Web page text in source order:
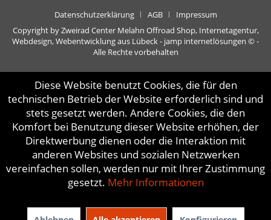
Datenschutzerklärung
AGB
Impressum
Copyright by Zweirad Center Melahn Offroad Shop, Internetagentur,
Webdesign, Webentwicklung aus Lübeck - jamp internetlösungen © -
Alle Rechte vorbehalten
Diese Website benutzt Cookies, die für den
technischen Betrieb der Website erforderlich sind und
stets gesetzt werden. Andere Cookies, die den
Komfort bei Benutzung dieser Website erhöhen, der
Direktwerbung dienen oder die Interaktion mit
anderen Websites und sozialen Netzwerken
vereinfachen sollen, werden nur mit Ihrer Zustimmung
gesetzt. Mehr Informationen